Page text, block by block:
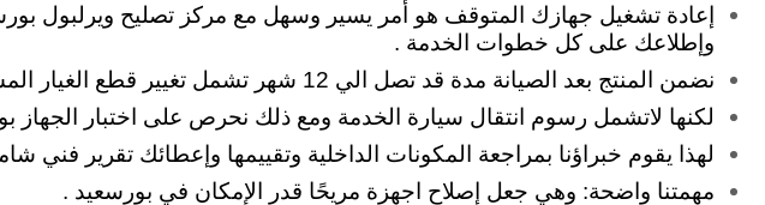
إعادة تشغيل جهازك المتوقف هو أمر يسير وسهل مع مركز تصليح ويرلبول
وإطلاعك على كل خطوات الخدمة .
نضمن المنتج بعد الصيانة مدة قد تصل الي 12 شهر تشمل تغيير قطع الغيار المستبدلة وقيمة المصنعية داخل فترة الضمان
لكنها لاتشمل رسوم انتقال سيارة الخدمة ومع ذلك نحرص على اختبار الجهاز
لهذا يقوم خبراؤنا بمراجعة المكونات الداخلية وتقييمها وإعطائك تقرير
مهمتنا واضحة: وهي جعل إصلاح اجهزة مريحًا قدر الإمكان في بورسعيد .